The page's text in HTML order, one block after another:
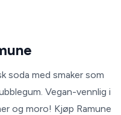
soda med smaker som
Vegan-vennlig i
og moro! Kjøp Ramune